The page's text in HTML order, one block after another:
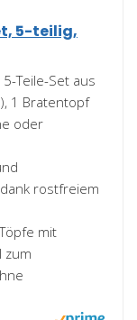
5-teilig,
5-Teile-Set aus
1 Bratentopf
oder
rostfreiem
Töpfe mit
zum